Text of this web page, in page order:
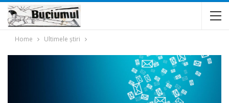
Home Ultimele ştiri